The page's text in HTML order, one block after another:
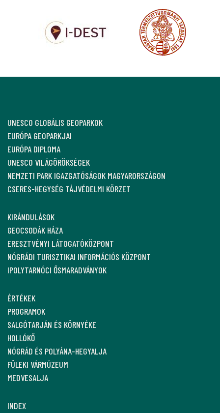
UNESCO GLOBÁLIS GEOPARKOK
EURÓPA GEOPARKJAI
EURÓPA DIPLOMA
UNESCO VILÁGÖRÖKSÉGEK
NEMZETI PARK IGAZGATÓSÁGOK MAGYARORSZÁGON
CSERES-HEGYSÉG TÁJVÉDELMI KÖRZET
KIRÁNDULÁSOK
GEOCSODÁK HÁZA
ERESZTVÉNYI LÁTOGATÓKÖZPONT
NÓGRÁDI TURISZTIKAI INFORMÁCIÓS KÖZPONT
IPOLYTARNÓCI ŐSMARADVÁNYOK
ÉRTÉKEK
PROGRAMOK
SALGÓTARJÁN ÉS KÖRNYÉKE
HOLLÓKŐ
NÓGRÁD ÉS POLYÁNA-HEGYALJA
FÜLEKI VÁRMÚZEUM
MEDVESALJA
INDEX